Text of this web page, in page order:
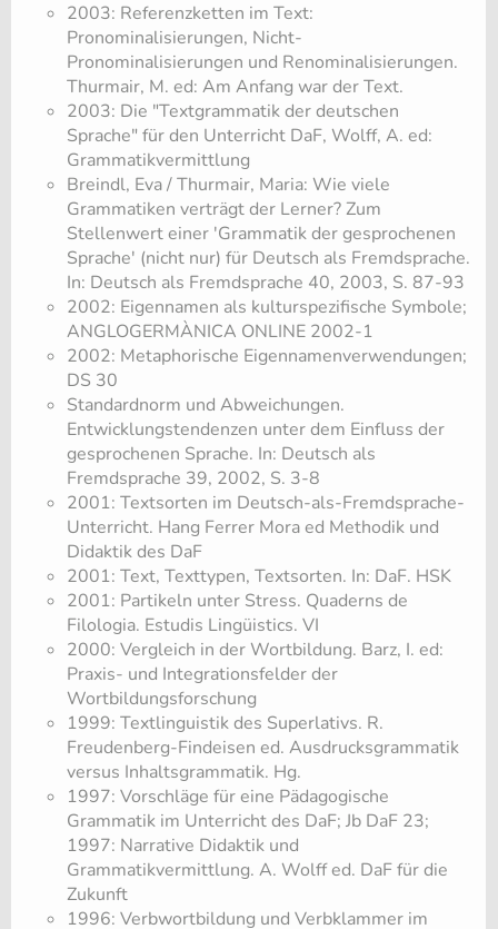
2003: Referenzketten im Text:
Pronominalisierungen, Nicht-
Pronominalisierungen und Renominalisierungen.
Thurmair, M. ed: Am Anfang war der Text.
2003: Die "Textgrammatik der deutschen
Sprache" für den Unterricht DaF, Wolff, A. ed:
Grammatikvermittlung
​Breindl, Eva / Thurmair, Maria: Wie viele
Grammatiken verträgt der Lerner? Zum
Stellenwert einer 'Grammatik der gesprochenen
Sprache' (nicht nur) für Deutsch als Fremdsprache.
In: Deutsch als Fremdsprache 40, 2003, S. 87-93
2002: Eigennamen als kulturspezifische Symbole;
ANGLOGERMÀNICA ONLINE 2002-1
2002: Metaphorische Eigennamenverwendungen;
DS 30
​Standardnorm und Abweichungen.
Entwicklungstendenzen unter dem Einfluss der
gesprochenen Sprache. In: Deutsch als
Fremdsprache 39, 2002, S. 3-8
2001: Textsorten im Deutsch-als-Fremdsprache-
Unterricht. Hang Ferrer Mora ed Methodik und
Didaktik des DaF
2001: Text, Texttypen, Textsorten. In: DaF. HSK
2001: Partikeln unter Stress. Quaderns de
Filologia. Estudis Lingüistics. VI
2000: Vergleich in der Wortbildung. Barz, I. ed:
Praxis- und Integrationsfelder der
Wortbildungsforschung
1999: Textlinguistik des Superlativs. R.
Freudenberg-Findeisen ed. Ausdrucksgrammatik
versus Inhaltsgrammatik. Hg.
1997: Vorschläge für eine Pädagogische
Grammatik im Unterricht des DaF; Jb DaF 23;
1997: Narrative Didaktik und
Grammatikvermittlung. A. Wolff ed. DaF für die
Zukunft
1996: Verbwortbildung und Verbklammer im